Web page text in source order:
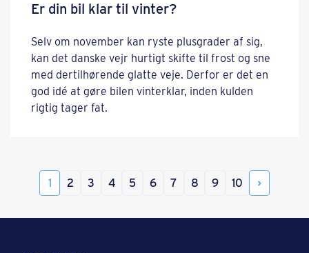
Er din bil klar til vinter?
Selv om november kan ryste plusgrader af sig,
kan det danske vejr hurtigt skifte til frost og sne
med dertilhørende glatte veje. Derfor er det en
god idé at gøre bilen vinterklar, inden kulden
rigtig tager fat.
1 2 3 4 5 6 7 8 9 10